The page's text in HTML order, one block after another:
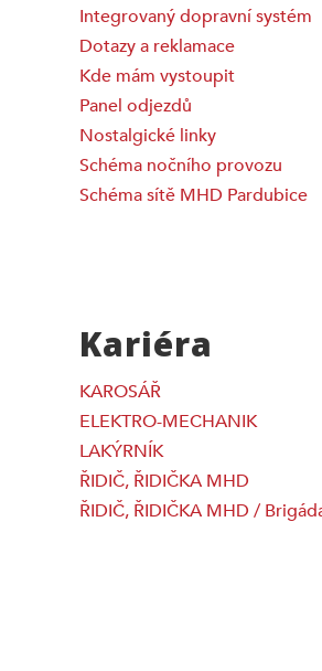
Integrovaný dopravní systém
Dotazy a reklamace
Kde mám vystoupit
Panel odjezdů
Nostalgické linky
Schéma nočního provozu
Schéma sítě MHD Pardubice
Kariéra
KAROSÁŘ
ELEKTRO-MECHANIK
LAKÝRNÍK
ŘIDIČ, ŘIDIČKA MHD
ŘIDIČ, ŘIDIČKA MHD /